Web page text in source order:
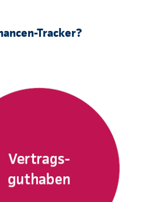
Tracker?